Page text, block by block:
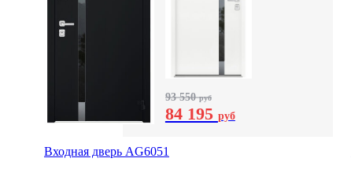
93 550руб
84 195 руб
Входная дверь AG6051